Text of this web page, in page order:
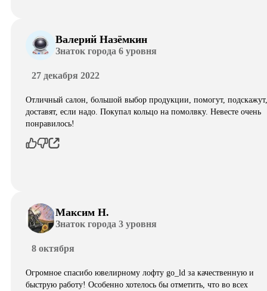
Валерий Назёмкин
Знаток города 6 уровня
27 декабря 2022
Отличный салон, большой выбор продукции, помогут, подскажут,
доставят, если надо. Покупал кольцо на помолвку. Невесте очень
понравилось!
Максим Н.
Знаток города 3 уровня
8 октября
Огромное спасибо ювелирному лофту go_ld за качественную и
быструю работу! Особенно хотелось бы отметить, что во всех